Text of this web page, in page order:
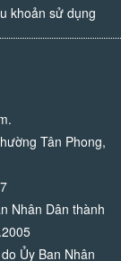
khoản sử dụng
Tân Phong,
Nhân Dân thành
Ủy Ban Nhân